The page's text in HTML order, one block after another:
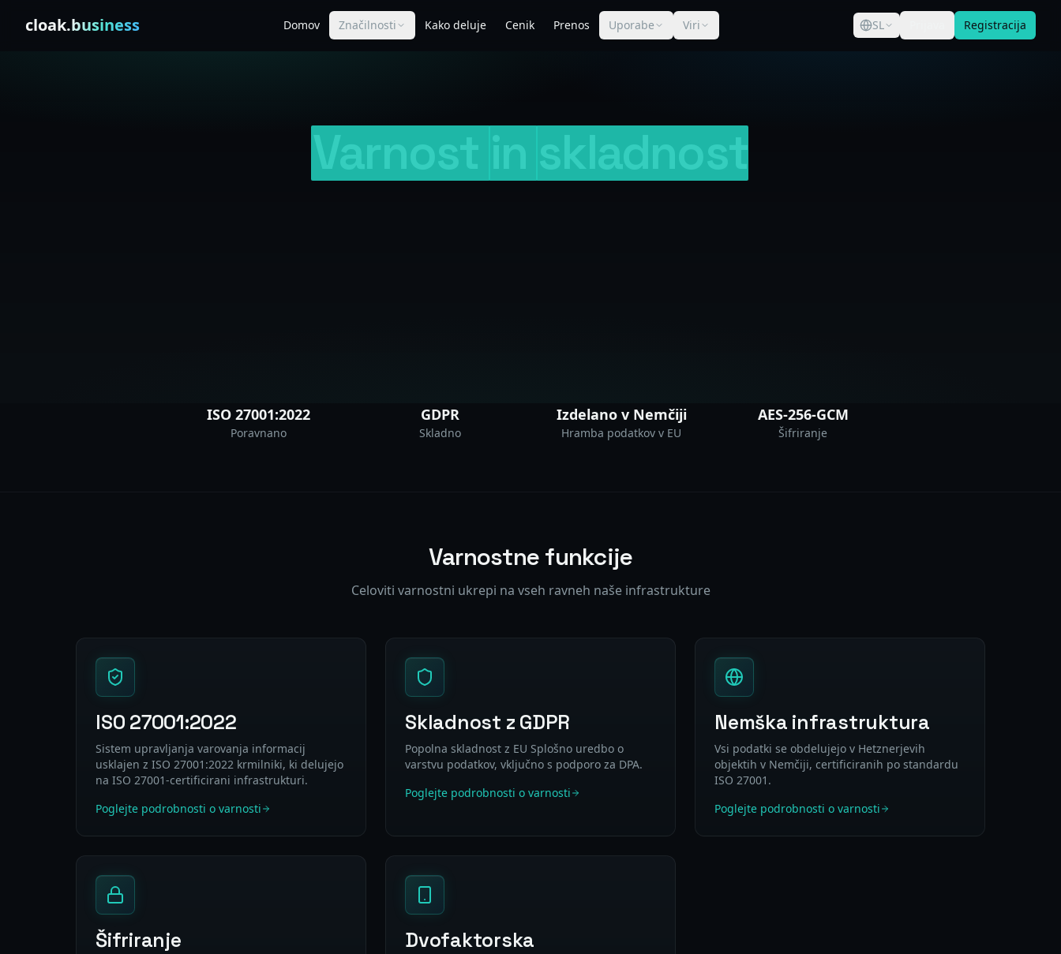
cloak.business Domov Značilnosti Kako deluje Cenik Prenos Uporabe Viri SL Registracija
ISO 27001:2022
Poravnano
GDPR
Skladno
Izdelano v Nemčiji
Hramba podatkov v EU
AES-256-GCM
Šifriranje
Varnostne funkcije
Celoviti varnostni ukrepi na vseh ravneh naše infrastrukture
ISO 27001:2022
Sistem upravljanja varovanja informacij
usklajen z ISO 27001:2022 krmilniki, ki delujejo
na ISO 27001-certificirani infrastrukturi.
Poglejte podrobnosti o varnosti
Skladnost z GDPR
Popolna skladnost z EU Splošno uredbo o
varstvu podatkov, vključno s podporo za DPA.
Poglejte podrobnosti o varnosti
Nemška infrastruktura
Vsi podatki se obdelujejo v Hetznerjevih
objektih v Nemčiji, certificiranih po standardu
ISO 27001.
Poglejte podrobnosti o varnosti
Šifriranje
Dvofaktorska